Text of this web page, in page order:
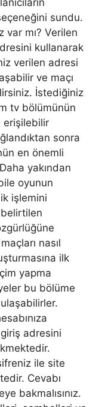
sundu.
var mı? Verilen
kullanarak
verilen adresi
ve maçı
İstediğiniz
tv bölümünün
erişilebilir
sonra
en önemli
yakından
oyunun
işlemini
nasıl
ilk
yapma
bu bölüme
adresini
ile site
Cevabı
bakmalısınız.